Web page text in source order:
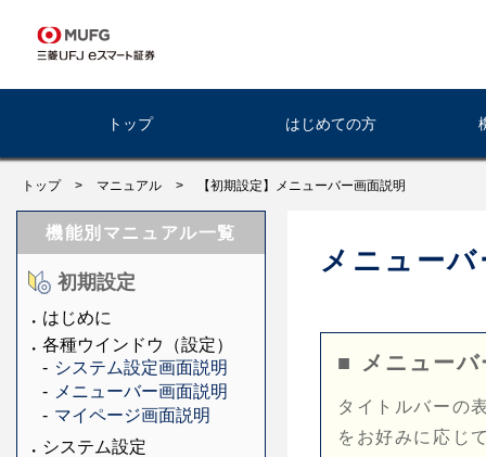
トップ はじめての方
トップ > マニュアル > 【初期設定】メニューバー画面説明
機能別マニュアル一覧
初期設定
はじめに
各種ウインドウ（設定）
システム設定画面説明
メニューバー画面説明
マイページ画面説明
システム設定
メニュー
■ メニューバ
タイトルバーの
をお好みに応じ